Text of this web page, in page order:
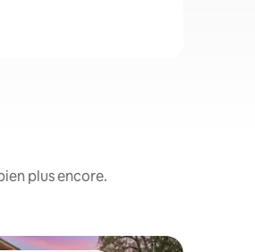
plus encore.